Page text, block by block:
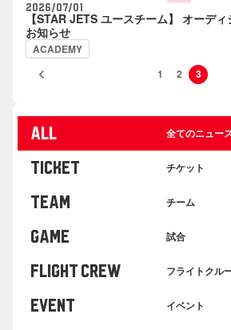
2026/07/01
【STAR JETS ユースチーム】 オーデ
お知らせ
ACADEMY
keyboard_arrow_left 1 2 3
ALL 全てのニュー
TICKET チケット
TEAM チーム
GAME 試合
FLIGHT CREW フライトクル
EVENT イベント